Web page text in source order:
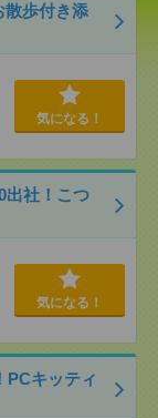
散歩付き添
気になる！
出社！こつ
気になる！
PCキッティ